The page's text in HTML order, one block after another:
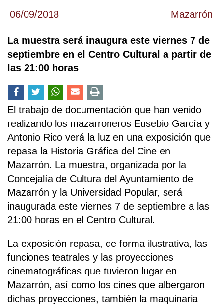
06/09/2018 Mazarrón
La muestra será inaugura este viernes 7 de
septiembre en el Centro Cultural a partir de
las 21:00 horas
El trabajo de documentación que han venido
realizando los mazarroneros Eusebio García y
Antonio Rico verá la luz en una exposición que
repasa la Historia Gráfica del Cine en
Mazarrón. La muestra, organizada por la
Concejalía de Cultura del Ayuntamiento de
Mazarrón y la Universidad Popular, será
inaugurada este viernes 7 de septiembre a las
21:00 horas en el Centro Cultural.
La exposición repasa, de forma ilustrativa, las
funciones teatrales y las proyecciones
cinematográficas que tuvieron lugar en
Mazarrón, así como los cines que albergaron
dichas proyecciones, también la maquinaria